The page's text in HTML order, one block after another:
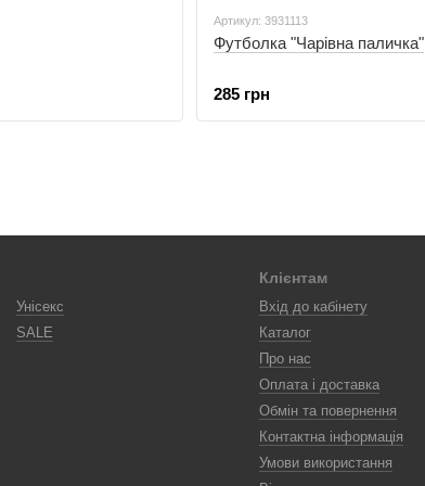
Артикул: 3931113
Футболка "Чарівна паличка"
285 грн
Унісекс
SALE
Клієнтам
Вхід до кабінету
Каталог
Про нас
Оплата і доставка
Обмін та повернення
Контактна інформація
Умови використання